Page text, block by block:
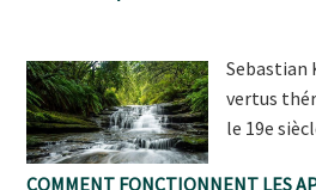
Sebastian
vertus
le 19e
COMMENT FONCTIONNENT LES